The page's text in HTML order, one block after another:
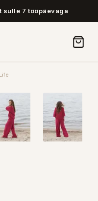
sulle 7 tööpäevaga